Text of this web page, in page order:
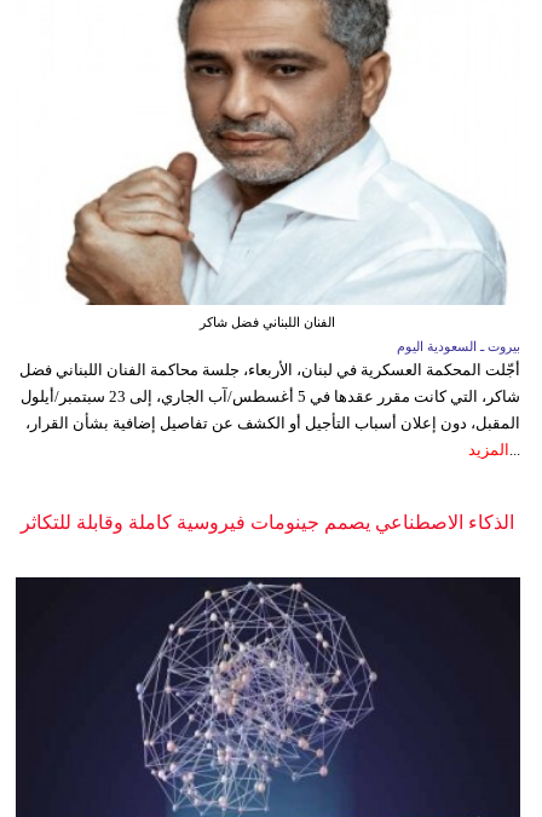
الفنان اللبناني فضل شاكر
بيروت ـ السعودية اليوم
أجّلت المحكمة العسكرية في لبنان، الأربعاء، جلسة محاكمة الفنان اللبناني فضل
شاكر، التي كانت مقرر عقدها في 5 أغسطس/آب الجاري، إلى 23 سبتمبر/أيلول
المقبل، دون إعلان أسباب التأجيل أو الكشف عن تفاصيل إضافية بشأن القرار،
المزيد
الذكاء الاصطناعي يصمم جينومات فيروسية كاملة وقابلة للتكاثر